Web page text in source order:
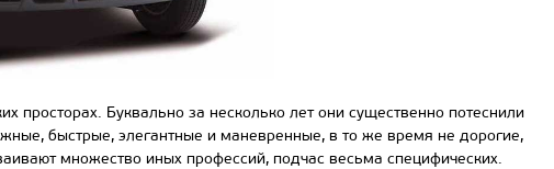
Буквально за несколько лет они существенно потеснили
быстрые, элегантные и маневренные, в то же время не дорогие,
множество иных профессий, подчас весьма специфических.